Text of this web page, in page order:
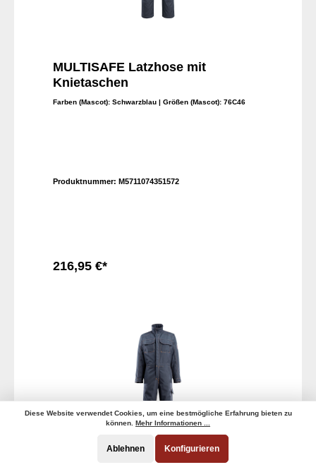
MULTISAFE Latzhose mit
Knietaschen
Farben (Mascot): Schwarzblau | Größen (Mascot): 76C46
Produktnummer: M5711074351572
216,95 €*
Diese Website verwendet Cookies, um eine bestmögliche Erfahrung bieten zu
können. Mehr Informationen ...
Ablehnen Konfigurieren